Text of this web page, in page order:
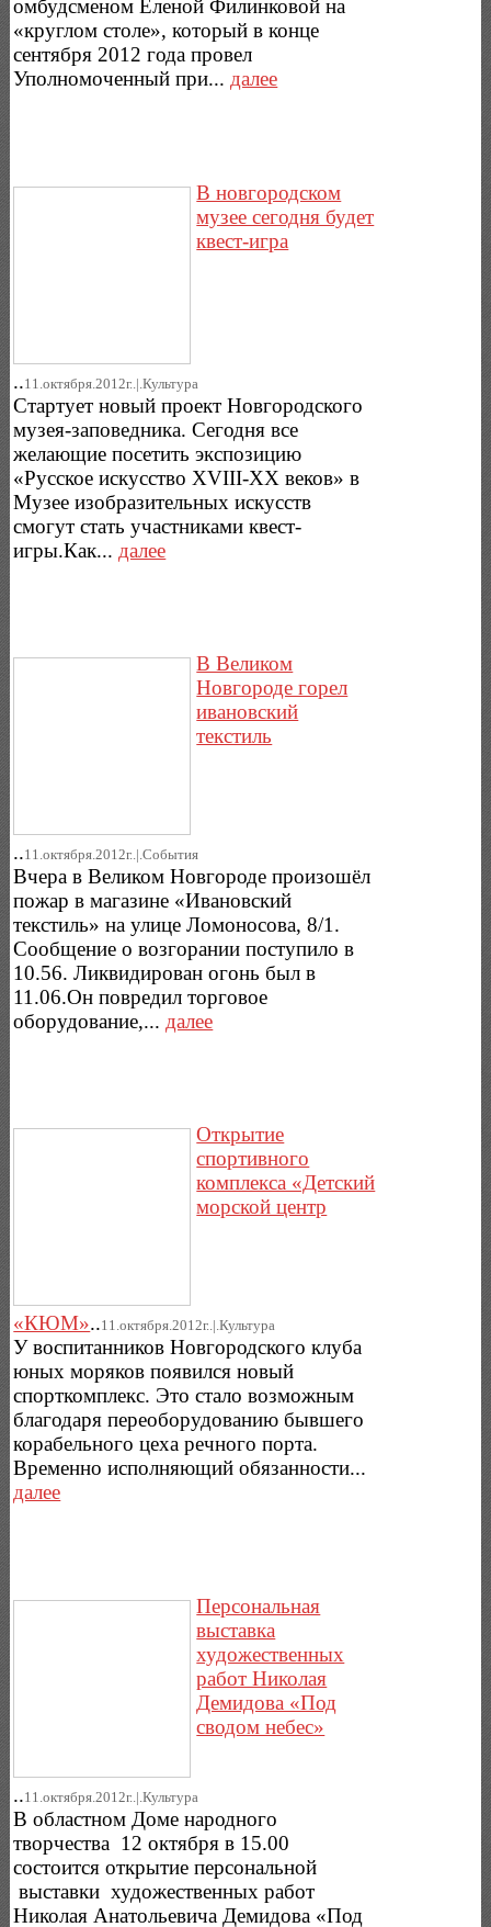
омбудсменом Еленой Филинковой на
«круглом столе», который в конце
сентября 2012 года провел
Уполномоченный при...далее
В новгородском
музее сегодня будет
квест-игра
..11.октября.2012г..|.Культура
Стартует новый проект Новгородского
музея-заповедника. Сегодня все
желающие посетить экспозицию
«Русское искусство XVIII-XX веков» в
Музее изобразительных искусств
смогут стать участниками квест-
игры.Как... далее
В Великом
Новгороде горел
ивановский
текстиль
..11.октября.2012г..|.Cобытия
Вчера в Великом Новгороде произошёл
пожар в магазине «Ивановский
текстиль» на улице Ломоносова, 8/1.
Сообщение о возгорании поступило в
10.56. Ликвидирован огонь был в
11.06.Он повредил торговое
оборудование,... далее
Открытие
спортивного
комплекса «Детский
морской центр
«КЮМ»..11.октября.2012г..|.Культура
У воспитанников Новгородского клуба
юных моряков появился новый
спорткомплекс. Это стало возможным
благодаря переоборудованию бывшего
корабельного цеха речного порта.
Временно исполняющий обязанности...
далее
Персональная
выставка
художественных
работ Николая
Демидова «Под
сводом небес»
..11.октября.2012г..|.Культура
В областном Доме народного
творчества 12 октября в 15.00
состоится открытие персональной
выставки художественных работ
Николая Анатольевича Демидова «Под